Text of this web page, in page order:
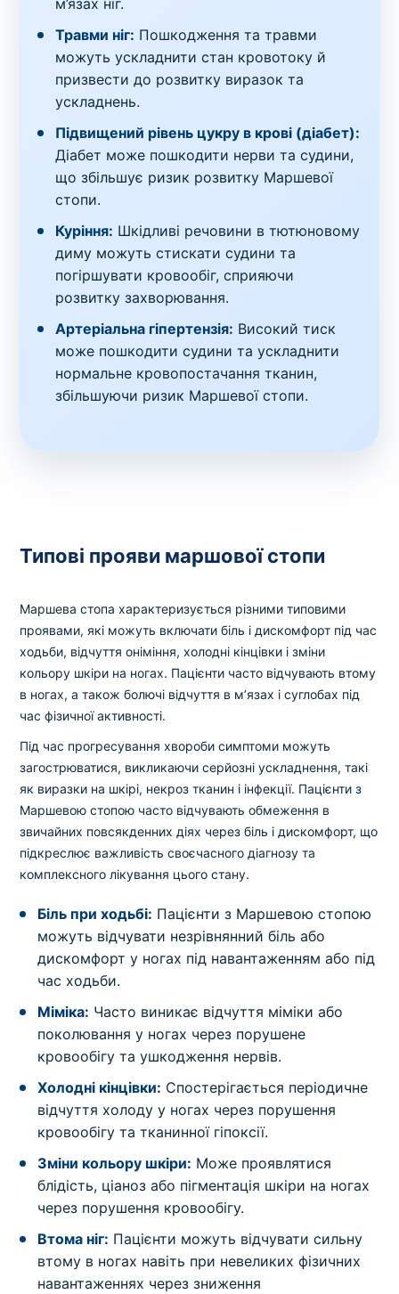
м’язах ніг.
Травми ніг: Пошкодження та травми
можуть ускладнити стан кровотоку й
призвести до розвитку виразок та
ускладнень.
Підвищений рівень цукру в крові (діабет):
Діабет може пошкодити нерви та судини,
що збільшує ризик розвитку Маршевої
стопи.
Куріння: Шкідливі речовини в тютюновому
диму можуть стискати судини та
погіршувати кровообіг, сприяючи
розвитку захворювання.
Артеріальна гіпертензія: Високий тиск
може пошкодити судини та ускладнити
нормальне кровопостачання тканин,
збільшуючи ризик Маршевої стопи.
Типові прояви маршової стопи
Маршева стопа характеризується різними типовими
проявами, які можуть включати біль і дискомфорт під час
ходьби, відчуття оніміння, холодні кінцівки і зміни
кольору шкіри на ногах. Пацієнти часто відчувають втому
в ногах, а також болючі відчуття в м’язах і суглобах під
час фізичної активності.
Під час прогресування хвороби симптоми можуть
загострюватися, викликаючи серйозні ускладнення, такі
як виразки на шкірі, некроз тканин і інфекції. Пацієнти з
Маршевою стопою часто відчувають обмеження в
звичайних повсякденних діях через біль і дискомфорт, що
підкреслює важливість своєчасного діагнозу та
комплексного лікування цього стану.
Біль при ходьбі: Пацієнти з Маршевою стопою
можуть відчувати незрівнянний біль або
дискомфорт у ногах під навантаженням або під
час ходьби.
Міміка: Часто виникає відчуття міміки або
поколювання у ногах через порушене
кровообігу та ушкодження нервів.
Холодні кінцівки: Спостерігається періодичне
відчуття холоду у ногах через порушення
кровообігу та тканинної гіпоксії.
Зміни кольору шкіри: Може проявлятися
блідість, ціаноз або пігментація шкіри на ногах
через порушення кровообігу.
Втома ніг: Пацієнти можуть відчувати сильну
втому в ногах навіть при невеликих фізичних
навантаженнях через зниження